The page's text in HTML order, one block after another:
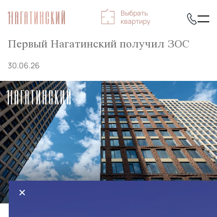
×
Выбрать
квартиру
Первый Нагатинский получил ЗОС
30.06.26